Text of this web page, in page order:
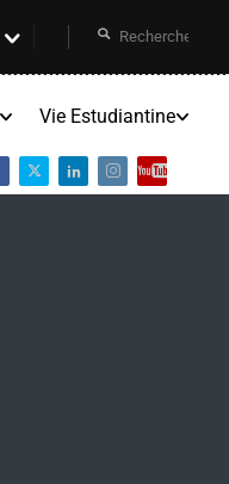
Vie Estudiantine